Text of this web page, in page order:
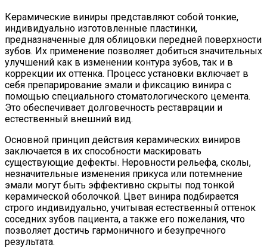
Керамические виниры представляют собой тонкие,
индивидуально изготовленные пластинки,
предназначенные для облицовки передней поверхности
зубов. Их применение позволяет добиться значительных
улучшений как в изменении контура зубов, так и в
коррекции их оттенка. Процесс установки включает в
себя препарирование эмали и фиксацию винира с
помощью специального стоматологического цемента.
Это обеспечивает долговечность реставрации и
естественный внешний вид.
Основной принцип действия керамических виниров
заключается в их способности маскировать
существующие дефекты. Неровности рельефа, сколы,
незначительные изменения прикуса или потемнение
эмали могут быть эффективно скрыты под тонкой
керамической оболочкой. Цвет винира подбирается
строго индивидуально, учитывая естественный оттенок
соседних зубов пациента, а также его пожелания, что
позволяет достичь гармоничного и безупречного
результата.